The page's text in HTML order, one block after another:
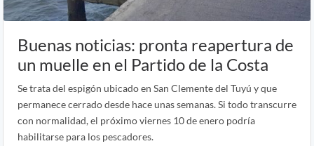
Buenas noticias: pronta reapertura de
un muelle en el Partido de la Costa
Se trata del espigón ubicado en San Clemente del Tuyú y que
permanece cerrado desde hace unas semanas. Si todo transcurre
con normalidad, el próximo viernes 10 de enero podría
habilitarse para los pescadores.